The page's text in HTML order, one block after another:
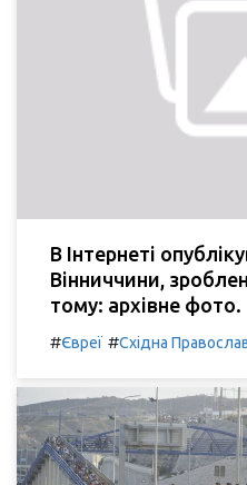
В Інтернеті
Вінниччини,
тому: архівне фото.
#Євреї #Східна